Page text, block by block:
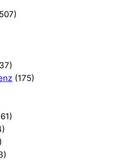
(175)